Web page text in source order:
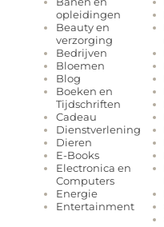
opleidingen
Beauty en
verzorging
Bedrijven
Bloemen
Blog
Boeken en
Tijdschriften
Cadeau
Dienstverlening
Dieren
E-Books
Electronica en
Computers
Energie
Entertainment